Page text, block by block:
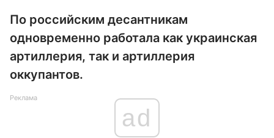
По российским десантникам
одновременно работала как украинская
артиллерия, так и артиллерия
оккупантов.
Реклама
ad